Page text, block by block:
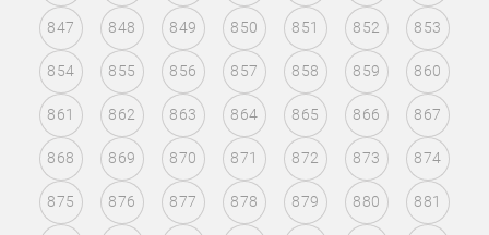
847 848 849 850 851 852 853
854 855 856 857 858 859 860
861 862 863 864 865 866 867
868 869 870 871 872 873 874
875 876 877 878 879 880 881